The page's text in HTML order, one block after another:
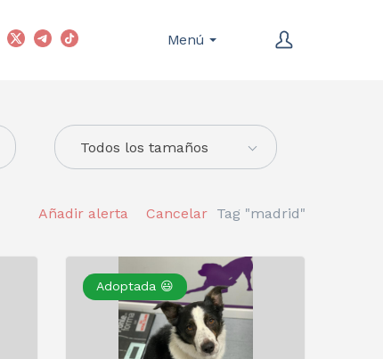
Menú
Todos los tamaños
Tag "madrid"
Cancelar
Añadir alerta
Adoptada 😃